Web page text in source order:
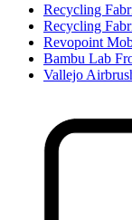
Recycling
Recycling
Revopoint
Bambu Lab
Vallejo